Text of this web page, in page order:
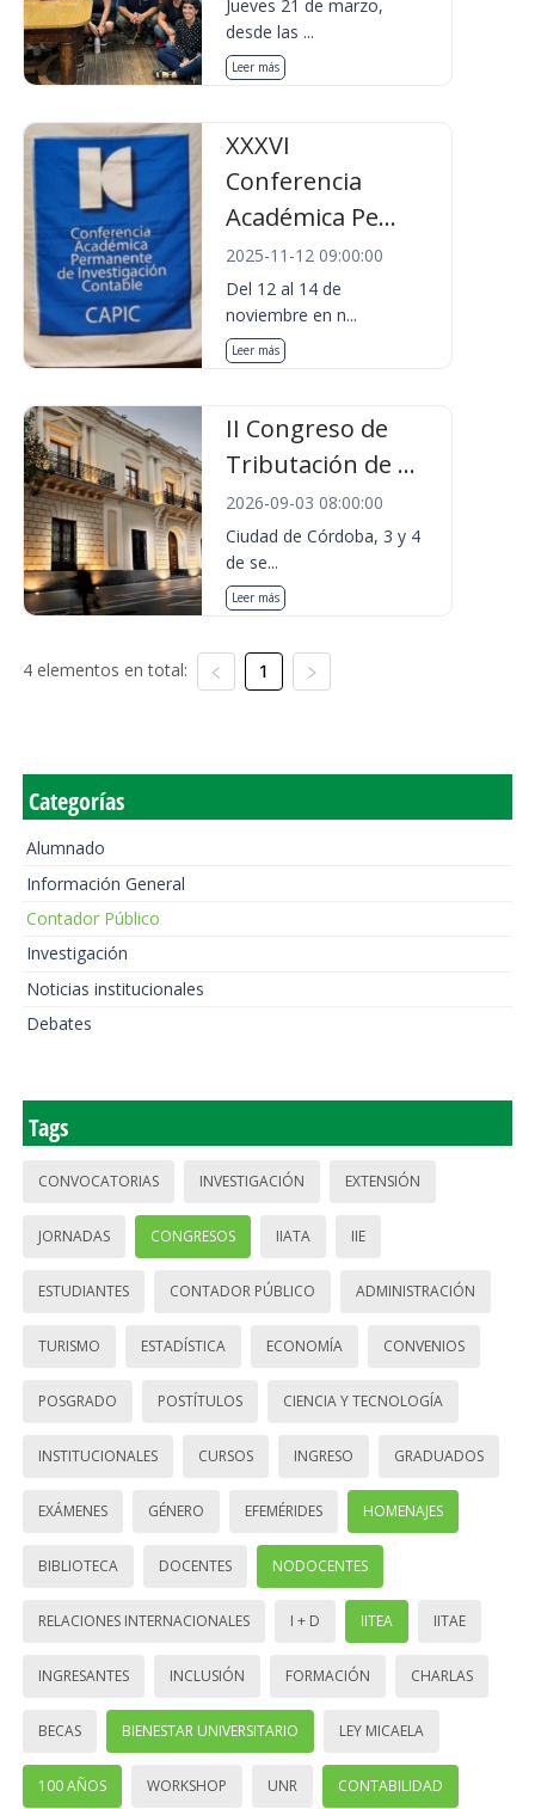
Jueves 21 de marzo,
desde las ...
Leer más
XXXVI
Conferencia
Académica Pe...
2025-11-12 09:00:00
Del 12 al 14 de
noviembre en n...
Leer más
II Congreso de
Tributación de ...
2026-09-03 08:00:00
Ciudad de Córdoba, 3 y 4
de se...
Leer más
4 elementos en total: 1
Categorías
Alumnado
Información General
Contador Público
Investigación
Noticias institucionales
Debates
Tags
CONVOCATORIAS INVESTIGACIÓN EXTENSIÓN
JORNADAS CONGRESOS IIATA IIE
ESTUDIANTES CONTADOR PÚBLICO ADMINISTRACIÓN
TURISMO ESTADÍSTICA ECONOMÍA CONVENIOS
POSGRADO POSTÍTULOS CIENCIA Y TECNOLOGÍA
INSTITUCIONALES CURSOS INGRESO GRADUADOS
EXÁMENES GÉNERO EFEMÉRIDES HOMENAJES
BIBLIOTECA DOCENTES NODOCENTES
RELACIONES INTERNACIONALES I + D IITEA IITAE
INGRESANTES INCLUSIÓN FORMACIÓN CHARLAS
BECAS BIENESTAR UNIVERSITARIO LEY MICAELA
100 AÑOS WORKSHOP UNR CONTABILIDAD